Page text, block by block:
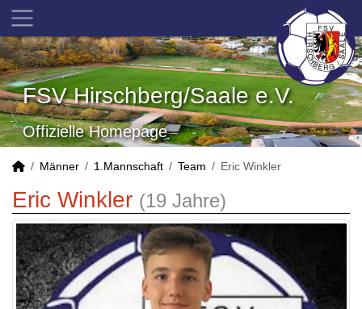
FSV Hirschberg/Saale e.V.
Offizielle Homepage
Männer 1.Mannschaft Team Eric Winkler
Eric Winkler (19 Jahre)